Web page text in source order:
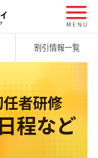
割引情報一覧
者研修
程など